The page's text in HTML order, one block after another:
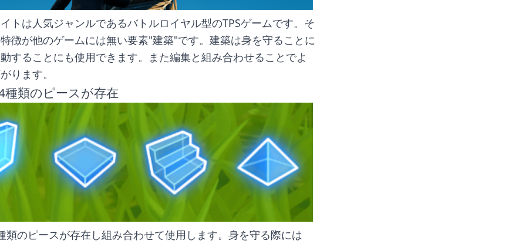
トは人気ジャンルであるバトルロイヤル型のTPSゲームです。そ
徴が他のゲームには無い要素"建築"です。建築は身を守ることに
することにも使用できます。また編集と組み合わせることでよ
ります。
種類のピースが存在
類のピースが存在し組み合わせて使用します。身を守る際には